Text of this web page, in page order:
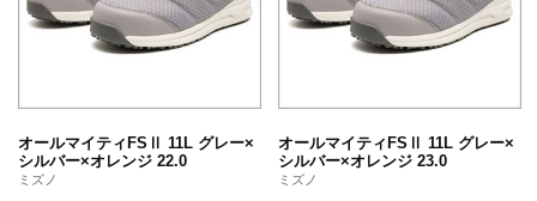
オールマイティFSⅡ 11L グレー×
シルバー×オレンジ 22.0
ミズノ
オールマイティFSⅡ 11L グレー×
シルバー×オレンジ 23.0
ミズノ